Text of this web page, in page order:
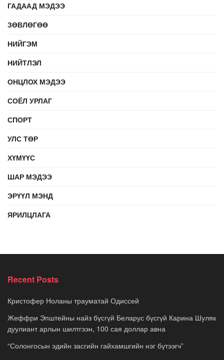
ГАДААД МЭДЭЭ
ЗӨВЛӨГӨӨ
НИЙГЭМ
НИЙТЛЭЛ
ОНЦЛОХ МЭДЭЭ
СОЁЛ УРЛАГ
СПОРТ
УЛС ТӨР
ХҮМҮҮС
ШАР МЭДЭЭ
ЭРҮҮЛ МЭНД
ЯРИЛЦЛАГА
Recent Posts
Кристофер Ноланы трауматай Одиссей
Жеффри Эпштейны найз бүсгүй Беларус бүсгүй Карина Шуляк
дуулиант арлын шилтгээн, 100 сая доллар авна
“Солонгосын эдийн засгийн гайхамшгийн нэг бүтээгч”